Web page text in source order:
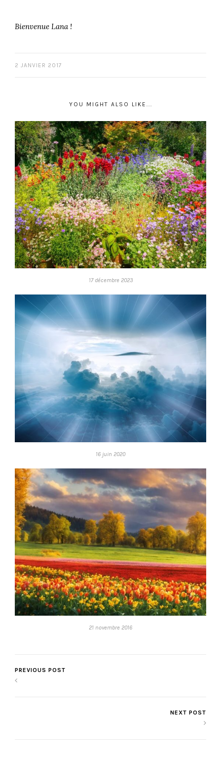
Bienvenue Lana !
2 JANVIER 2017
YOU MIGHT ALSO LIKE...
17 décembre 2023
16 juin 2020
21 novembre 2016
PREVIOUS POST
NEXT POST